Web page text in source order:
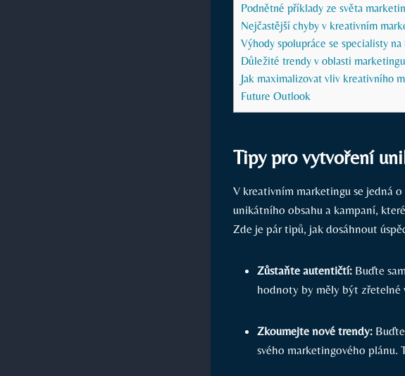
Podnětné příklady ⁤ze světa​
Nejčastější chyby v​ kreativním
Výhody spolupráce ⁣se specialisty
Důležité trendy v ‍oblasti
Jak maximalizovat‌ vliv kreativního
Future Outlook
Tipy pro vytvoření
V kreativním ‍marketingu ⁤se jedná⁣
unikátního obsahu a⁣ kampaní,​
Zde je pár tipů, jak dosáhnout
Zůstaňte ‌autentičtí: ​Buďte
hodnoty by měly být zřetelné
Zkoumejte nové⁢ trendy:
svého ⁤marketingového plánu.